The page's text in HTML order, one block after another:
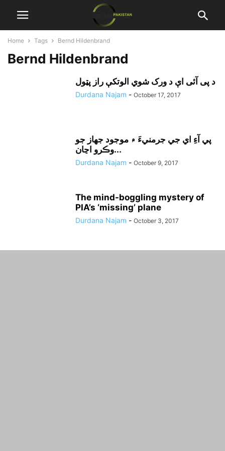
Home Tags Bernd Hildenbrand
Bernd Hildenbrand
د پی آئی اې د ورک شوي الوتکې راز پټول
Durdana Najam - October 17, 2017
پي آءِ اي جي جرمنيءَ ۾ موجود جهاز جو
وڪرو اڃان...
Durdana Najam - October 9, 2017
The mind-boggling mystery of
PIA’s ‘missing’ plane
Durdana Najam - October 3, 2017